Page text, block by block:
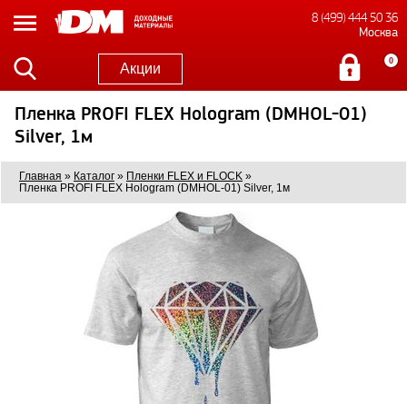
8 (499) 444 50 36
Москва
Акции 0
Пленка PROFI FLEX Hologram (DMHOL-01)
Silver, 1м
Главная » Каталог » Пленки FLEX и FLOCK »
Пленка PROFI FLEX Hologram (DMHOL-01) Silver, 1м